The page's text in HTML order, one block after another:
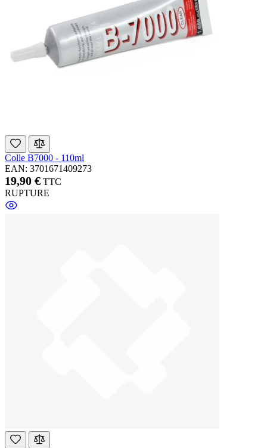
Colle B7000 - 110ml
EAN: 3701671409273
19,90 € TTC
RUPTURE